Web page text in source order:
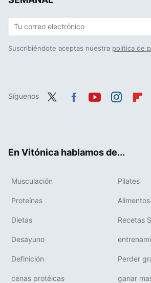
Suscribiéndote aceptas nuestra política de
Síguenos
En Vitónica hablamos de...
Musculación Pilates
Proteínas Alimentos
Dietas Recetas
Desayuno
Definición Perder
cenas protéicas ganar